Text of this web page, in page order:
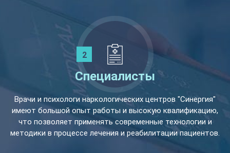
Специалисты
Врачи и психологи наркологических центров "Синергия"
имеют большой опыт работы и высокую квалификацию,
что позволяет применять современные технологии и
методики в процессе лечения и реабилитации пациентов.